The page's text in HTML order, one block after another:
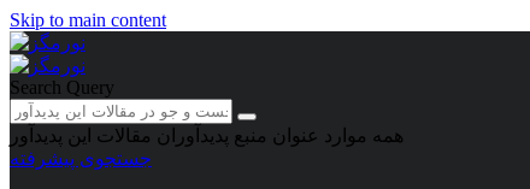
Skip to main content
Search Query
همه موارد عنوان منبع پدیدآوران مقالات این پدیدآور
جستجوی پیشرفته